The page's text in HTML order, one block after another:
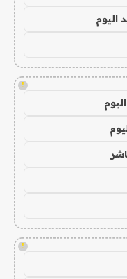
اليوم
!
!